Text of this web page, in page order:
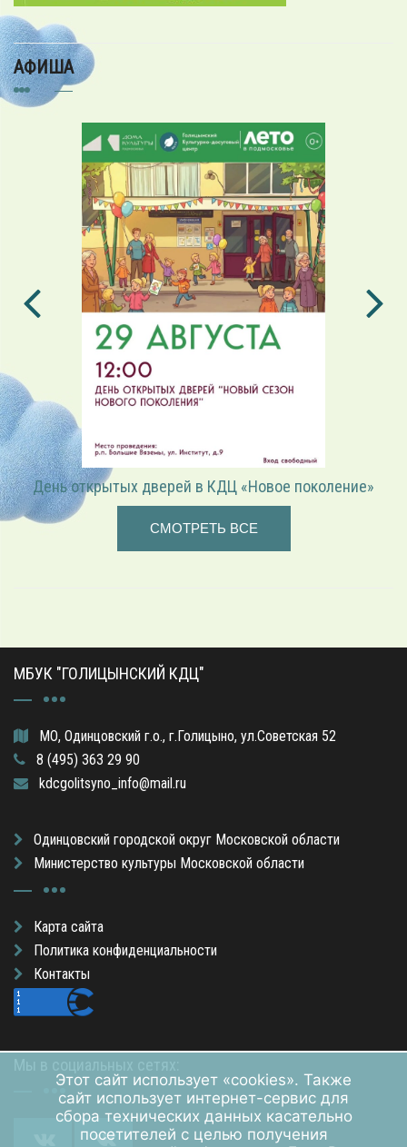
АФИША
День открытых дверей в КДЦ «Новое поколение»
СМОТРЕТЬ ВСЕ
МБУК "ГОЛИЦЫНСКИЙ КДЦ"
МО, Одинцовский г.о., г.Голицыно, ул.Советская 52
8 (495) 363 29 90
kdcgolitsyno_info@mail.ru
Одинцовский городской округ Московской области
Министерство культуры Московской области
Карта сайта
Политика конфиденциальности
Контакты
Этот сайт использует «cookies». Также
сайт использует интернет-сервис для
сбора технических данных касательно
посетителей с целью получения